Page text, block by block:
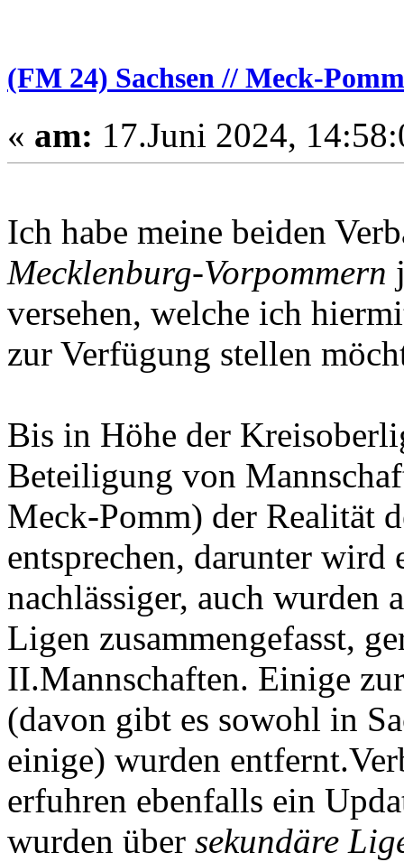
(FM 24) Sachsen // Meck-Pomm
« am: 17.Juni 2024,
Ich habe meine beiden
Mecklenburg-Vorpommern
versehen, welche ich
zur Verfügung stellen
Bis in Höhe der
Beteiligung von
Meck-Pomm) der Realität
entsprechen, darunter wird
nachlässiger, auch wurden
Ligen zusammengefasst,
II.Mannschaften. Einige
(davon gibt es sowohl in
einige) wurden
erfuhren ebenfalls ein
wurden über sekundäre